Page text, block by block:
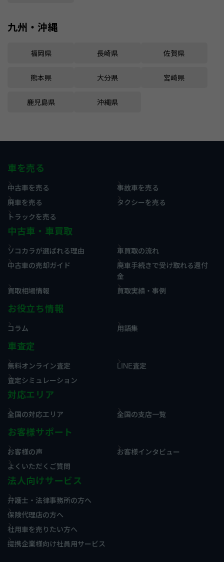
九州・沖縄
福岡県 長崎県 佐賀県
熊本県 大分県 宮崎県
鹿児島県 沖縄県
車を売る
中古車を売る
事故車を売る
廃車を売る
タクシーを売る
トラックを売る
中古車・車買取
ソコカラが選ばれる理由
車買取の流れ
中古車の売却ガイド
廃車手続きで受け取れる還付
金
買取相場情報
買取実績・事例
お役立ち情報
コラム 用語集
車査定
無料オンライン査定
LINE査定
査定シミュレーション
対応エリア
全国の対応エリア 全国の支店一覧
お客様サポート
お客様の声
お客様インタビュー
よくいただくご質問
法人向けサービス
弁護士・法律事務所の方へ
保険代理店の方へ
社用車を売りたい方へ
提携企業様向け社員用サービス